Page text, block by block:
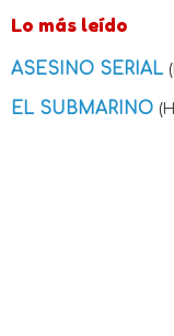
Lo más leído
ASESINO SERIAL
EL SUBMARINO